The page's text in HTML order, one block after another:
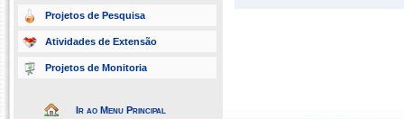
Projetos de Pesquisa
Atividades de Extensão
Projetos de Monitoria
Ir ao Menu Principal